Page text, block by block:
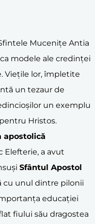
Mucenițe Antia
modele ale credinței
Viețile lor, împletite
un tezaur de
un exemplu
Hristos.
apostolică
Elefterie, a avut
Sfântul Apostol
cu unul dintre pilonii
educației
fiului său dragostea